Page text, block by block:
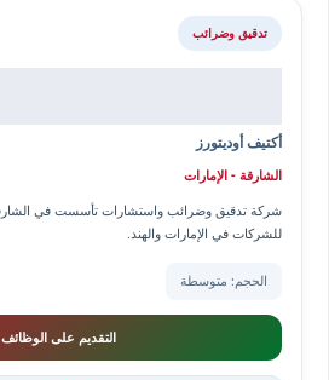
تدقيق وضرائب
أكتيف أوديتورز
الشارقة - الإمارات
للشركات في الإمارات والهند.
الحجم: متوسطة
التقديم على الوظائف